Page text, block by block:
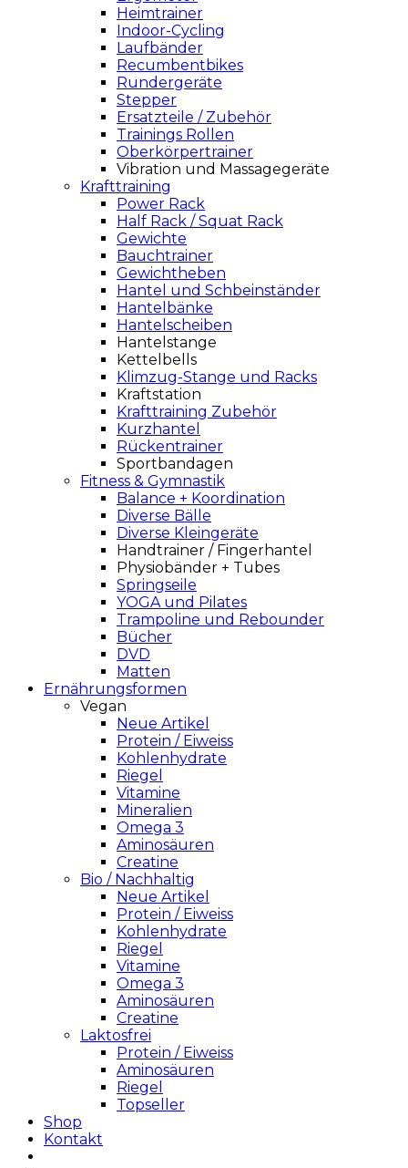
Heimtrainer
Indoor-Cycling
Laufbänder
Recumbentbikes
Rundergeräte
Stepper
Ersatzteile / Zubehör
Trainings Rollen
Oberkörpertrainer
Vibration und Massagegeräte
Krafttraining
Power Rack
Half Rack / Squat Rack
Gewichte
Bauchtrainer
Gewichtheben
Hantel und Schbeinständer
Hantelbänke
Hantelscheiben
Hantelstange
Kettelbells
Klimzug-Stange und Racks
Kraftstation
Krafttraining Zubehör
Kurzhantel
Rückentrainer
Sportbandagen
Fitness & Gymnastik
Balance + Koordination
Diverse Bälle
Diverse Kleingeräte
Handtrainer / Fingerhantel
Physiobänder + Tubes
Springseile
YOGA und Pilates
Trampoline und Rebounder
Bücher
DVD
Matten
Ernährungsformen
Vegan
Neue Artikel
Protein / Eiweiss
Kohlenhydrate
Riegel
Vitamine
Mineralien
Omega 3
Aminosäuren
Creatine
Bio / Nachhaltig
Neue Artikel
Protein / Eiweiss
Kohlenhydrate
Riegel
Vitamine
Omega 3
Aminosäuren
Creatine
Laktosfrei
Protein / Eiweiss
Aminosäuren
Riegel
Topseller
Shop
Kontakt